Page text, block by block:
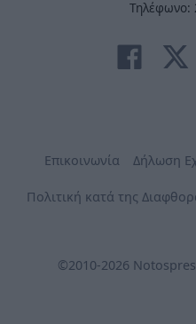
Τηλέφωνο:
Επικοινωνία Δήλωση
Πολιτική κατά της
©2010-2026